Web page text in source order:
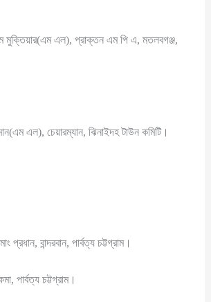
মুক্তিয়ার(এম এল), প্রাক্তন এম পি এ, মতলবগঞ্জ,
এল), চেয়ারম্যান, ঝিনাইদহ টাউন কমিটি।
বান্দরবান, পার্বত্য চট্টগ্রাম।
পার্বত্য চট্টগ্রাম।